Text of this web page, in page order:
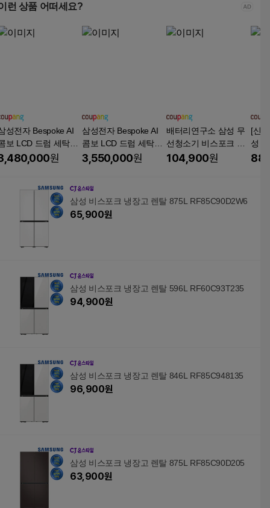
런 상품 어떠세요?
성전자 Bespoke AI
보 LCD 드럼 세탁건
기 25kg / 20kg 177.8
원
삼성전자 Bespoke AI
콤보 LCD 드럼 세탁건
조기 25kg / 20kg 177.8
3,550,000원
배터리연구소 삼성 무
선청소기 비스포크 제
트 AI 배터리팩 VCA-S
104,900원
[신
성
선
삼성 비스포크 냉장고 렌탈 875L RF85C90D2W6
65,900원
삼성 비스포크 냉장고 렌탈 596L RF60C93T235
94,900원
삼성 비스포크 냉장고 렌탈 846L RF85C948135
96,900원
삼성 비스포크 냉장고 렌탈 875L RF85C90D205
63,900원